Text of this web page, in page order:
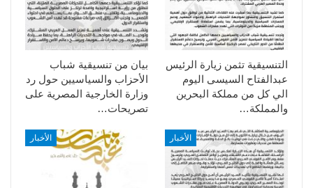
بيان من تنسيقية شباب
الأحزاب والسياسيين حول رد
وزارة الخارجية المصرية على
تصريحات…
التنسيقية تثمن زيارة الرئيس
عبدالفتاح السيسى اليوم
الي كل من مملكة البحرين
والمملكة…
الأخبار الأخبار